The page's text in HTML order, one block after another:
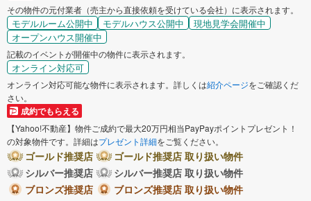
その物件の元付業者（売主から直接依頼を受けている会社）に表示されます。
モデルルーム公開中 モデルハウス公開中
現地見学会開催中
オープンハウス開催中
記載のイベントが開催中の物件に表示されます。
オンライン対応可
オンライン対応可能な物件に表示されます。詳しくは紹介ページをご確認くだ
さい。
成約でもらえる
【Yahoo!不動産】物件ご成約で最大20万円相当PayPayポイントプレゼント！
の対象物件です。詳細はプレゼント詳細をご覧ください。
ゴールド推奨店
ゴールド推奨店 取り扱い物件
シルバー推奨店
シルバー推奨店 取り扱い物件
ブロンズ推奨店
ブロンズ推奨店 取り扱い物件